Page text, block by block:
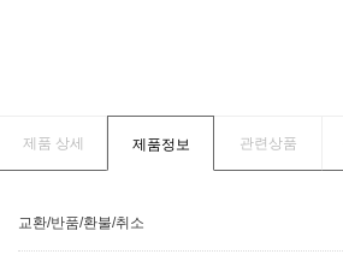
제품 상세 제품정보 관련상품
교환/반품/환불/취소